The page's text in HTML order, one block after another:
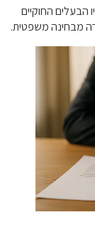
הבעלים החוקיים
מבחינה משפטית.